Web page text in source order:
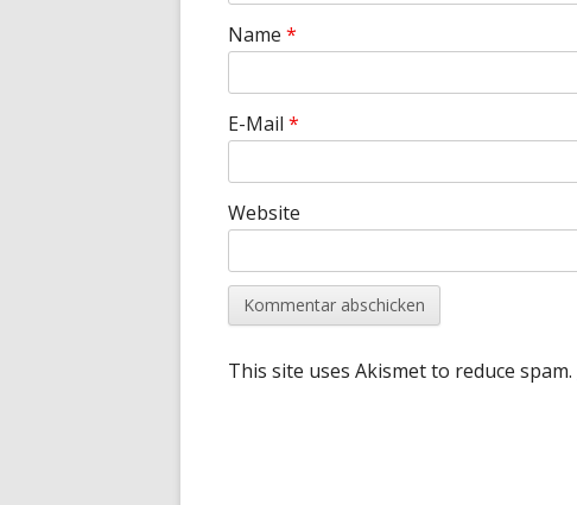
Name *
E-Mail *
Website
This site uses Akismet to reduce spam.